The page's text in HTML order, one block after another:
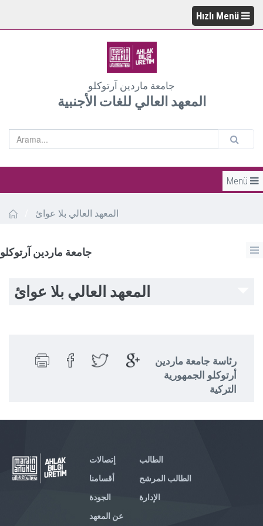
Hızlı Menü
جامعة ماردين آرتوكلو
المعهد العالي للغات الأجنبية
Menü
المعهد العالي بلا عوائ
جامعة ماردين آرتوكلو
المعهد العالي بلا عوائ
رئاسة جامعة ماردين
أرتوكلو الجمهورية
التركية
إتصالات
أقسامنا
الجودة
الطالب
الطالب المرشح
الإدارة
عن المعهد